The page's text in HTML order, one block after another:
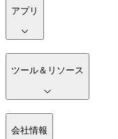
アプリ
ツール＆リソース
会社情報